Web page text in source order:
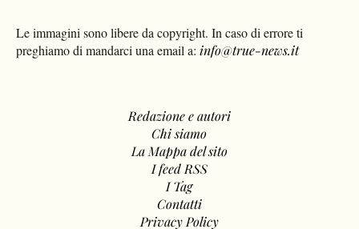
Le immagini sono libere da copyright. In caso di errore ti
preghiamo di mandarci una email a: info@true-news.it
Redazione e autori
Chi siamo
La Mappa del sito
I feed RSS
I Tag
Contatti
Privacy Policy